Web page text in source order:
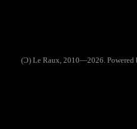
(Ɔ) Le Raux, 2010—2026.